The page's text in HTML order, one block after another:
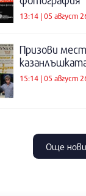
13:14 | 05 август
Призови
15:14 | 05 август
Още